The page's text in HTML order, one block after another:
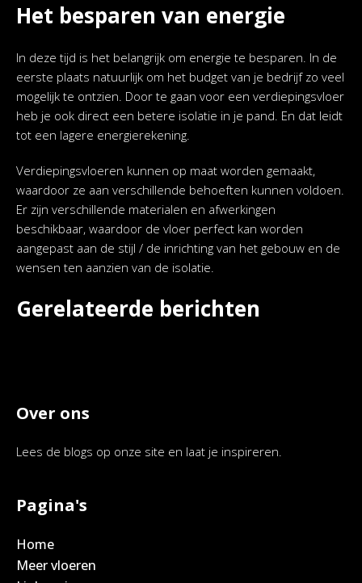
Het besparen van energie
In deze tijd is het belangrijk om energie te besparen. In de
eerste plaats natuurlijk om het budget van je bedrijf zo veel
mogelijk te ontzien. Door te gaan voor een verdiepingsvloer
heb je ook direct een betere isolatie in je pand. En dat leidt
tot een lagere energierekening.
Verdiepingsvloeren kunnen op maat worden gemaakt,
waardoor ze aan verschillende behoeften kunnen voldoen.
Er zijn verschillende materialen en afwerkingen
beschikbaar, waardoor de vloer perfect kan worden
aangepast aan de stijl / de inrichting van het gebouw en de
wensen ten aanzien van de isolatie.
Gerelateerde berichten
Over ons
Lees de blogs op onze site en laat je inspireren.
Pagina's
Home
Meer vloeren